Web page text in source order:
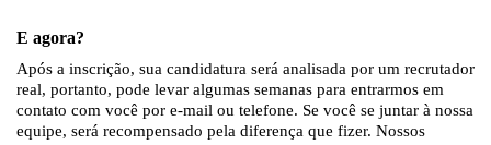
E agora?
Após a inscrição, sua candidatura será analisada por um recrutador
real, portanto, pode levar algumas semanas para entrarmos em
contato com você por e-mail ou telefone. Se você se juntar à nossa
equipe, será recompensado pela diferença que fizer. Nossos